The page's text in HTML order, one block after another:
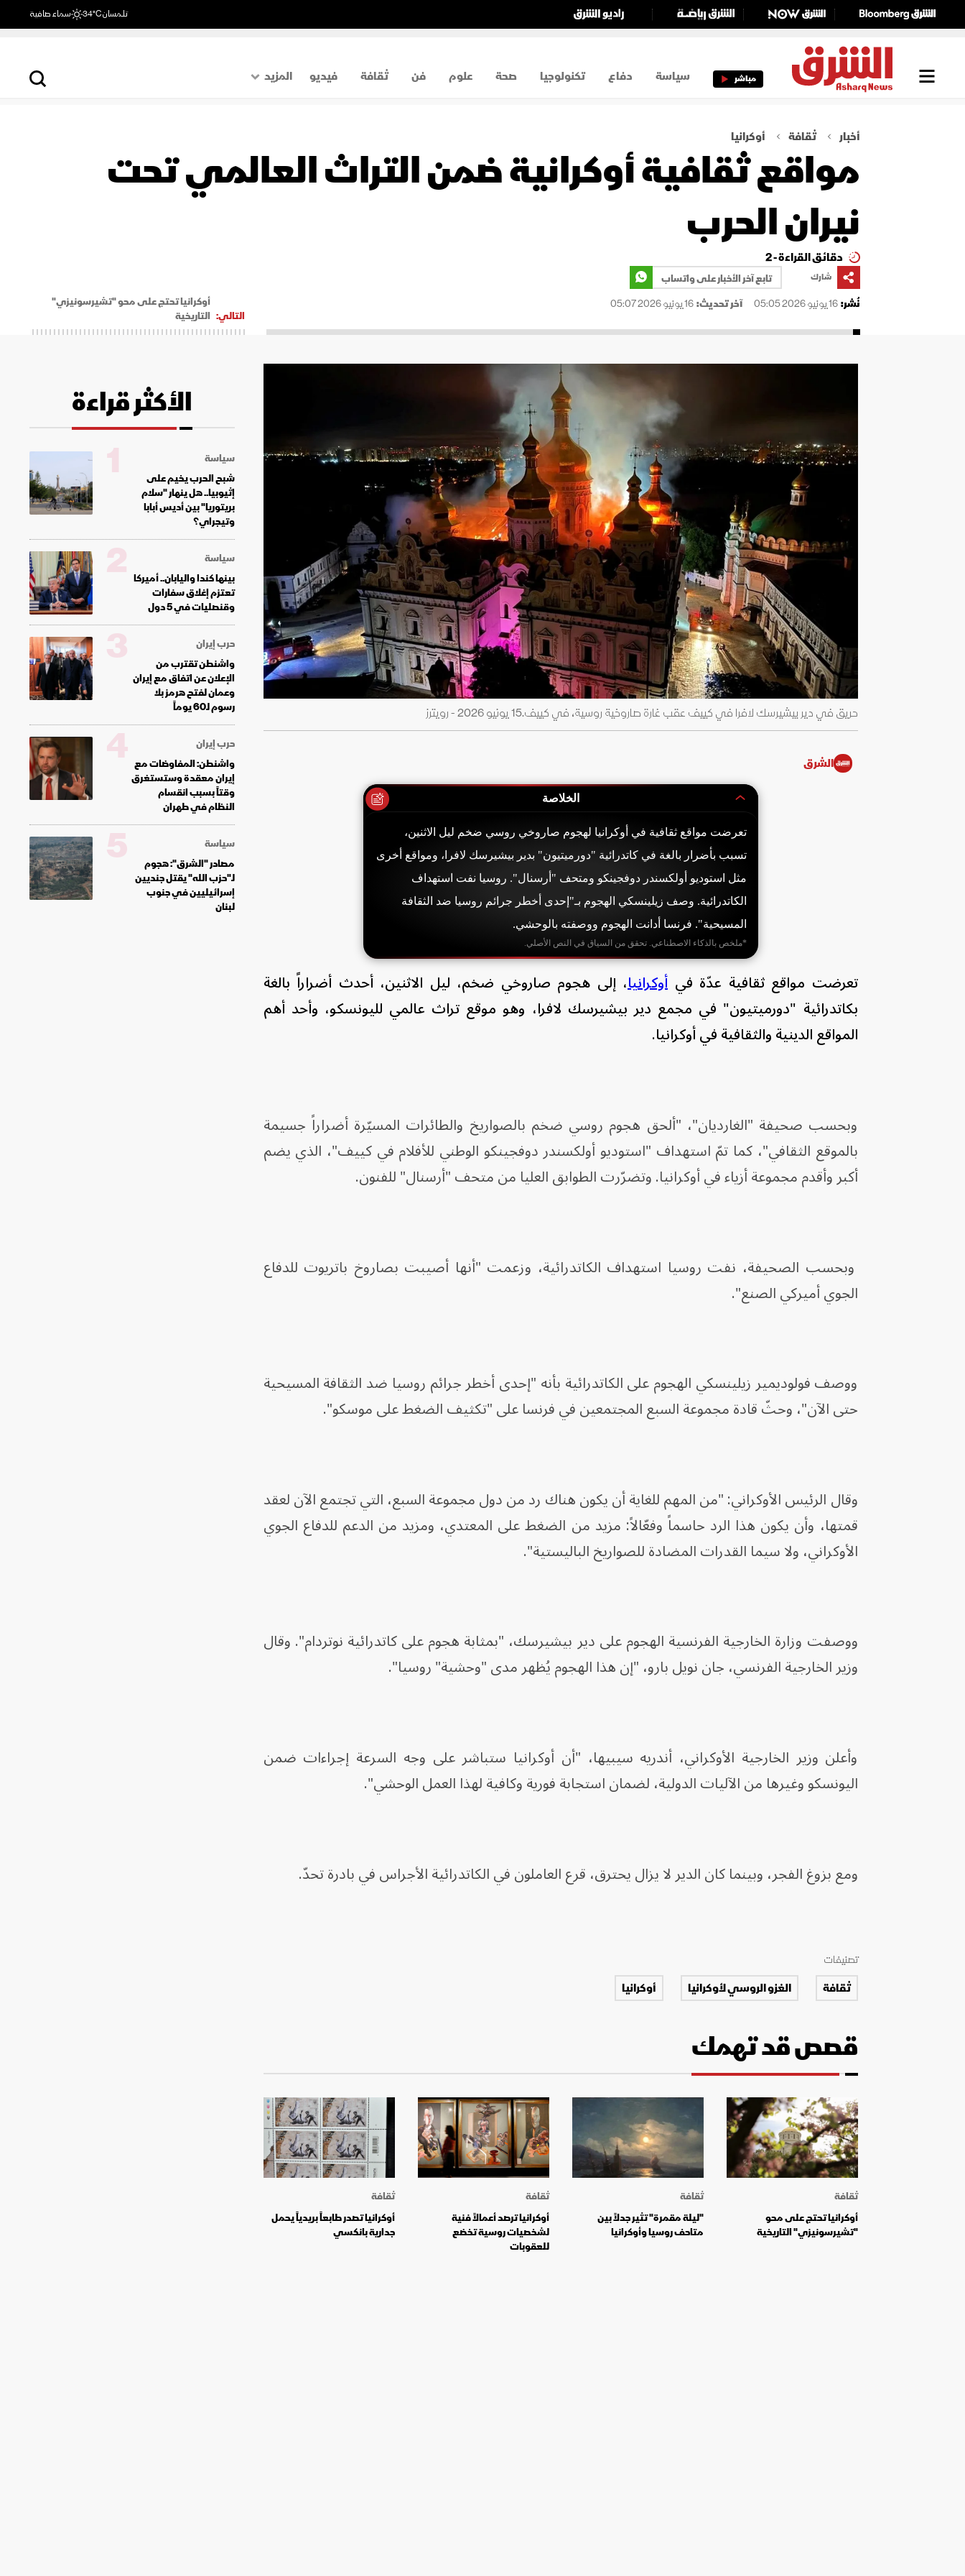
تلمسان34°C سماء صافية
مباشر سياسة دفاع تكنولوجيا صحة علوم فن ثقافة فيديو
المزيد
اقتصاد
أخبار ثقافة أوكرانيا
مواقع ثقافية أوكرانية ضمن التراث العالمي تحت
نيران الحرب
دقائق القراءة - 2
شارك
تابع آخر الأخبار على واتساب
نُشر:16 يونيو 2026 05:05 آخر تحديث:16 يونيو 2026 05:07
التالي:
أوكرانيا تحتج على محو "تشيرسونيزي"
التاريخية
حريق في دير بيشيرسك لافرا في كييف عقب غارة صاروخية روسية، في كييف.15 يونيو 2026 - رويترز
الشرق
الخلاصة
تعرضت مواقع ثقافية في أوكرانيا لهجوم صاروخي روسي ضخم ليل الاثنين،
تسبب بأضرار بالغة في كاتدرائية "دورميتيون" بدير بيشيرسك لافرا، ومواقع أخرى
مثل استوديو أولكسندر دوفجينكو ومتحف "أرسنال". روسيا نفت استهداف
الكاتدرائية. وصف زيلينسكي الهجوم بـ"إحدى أخطر جرائم روسيا ضد الثقافة
المسيحية". فرنسا أدانت الهجوم ووصفته بالوحشي.
*ملخص بالذكاء الاصطناعي. تحقق من السياق في النص الأصلي.
تعرضت مواقع ثقافية عدّة في أوكرانيا، إلى هجوم صاروخي ضخم، ليل الاثنين، أحدث أضراراً بالغة
بكاتدرائية "دورميتيون" في مجمع دير بيشيرسك لافرا، وهو موقع تراث عالمي لليونسكو، وأحد أهم
المواقع الدينية والثقافية في أوكرانيا.
وبحسب صحيفة "الغارديان"، "ألحق هجوم روسي ضخم بالصواريخ والطائرات المسيّرة أضراراً جسيمة
بالموقع الثقافي"، كما تمّ استهداف "استوديو أولكسندر دوفجينكو الوطني للأفلام في كييف"، الذي يضم
أكبر وأقدم مجموعة أزياء في أوكرانيا. وتضرّرت الطوابق العليا من متحف "أرسنال" للفنون.
وبحسب الصحيفة، نفت روسيا استهداف الكاتدرائية، وزعمت "أنها أصيبت بصاروخ باتريوت للدفاع
الجوي أميركي الصنع".
ووصف فولوديمير زيلينسكي الهجوم على الكاتدرائية بأنه "إحدى أخطر جرائم روسيا ضد الثقافة المسيحية
حتى الآن"، وحثّ قادة مجموعة السبع المجتمعين في فرنسا على "تكثيف الضغط على موسكو".
وقال الرئيس الأوكراني: "من المهم للغاية أن يكون هناك رد من دول مجموعة السبع، التي تجتمع الآن لعقد
قمتها، وأن يكون هذا الرد حاسماً وفعّالاً: مزيد من الضغط على المعتدي، ومزيد من الدعم للدفاع الجوي
الأوكراني، ولا سيما القدرات المضادة للصواريخ الباليستية".
ووصفت وزارة الخارجية الفرنسية الهجوم على دير بيشيرسك، "بمثابة هجوم على كاتدرائية نوتردام". وقال
وزير الخارجية الفرنسي، جان نويل بارو، "إن هذا الهجوم يُظهر مدى "وحشية" روسيا".
وأعلن وزير الخارجية الأوكراني، أندريه سيبيها، "أن أوكرانيا ستباشر على وجه السرعة إجراءات ضمن
اليونسكو وغيرها من الآليات الدولية، لضمان استجابة فورية وكافية لهذا العمل الوحشي".
ومع بزوغ الفجر، وبينما كان الدير لا يزال يحترق، قرع العاملون في الكاتدرائية الأجراس في بادرة تحدّ.
تصنيفات
ثقافة الغزو الروسي لأوكرانيا أوكرانيا
قصص قد تهمك
ثقافة
أوكرانيا تحتج على محو
"تشيرسونيزي" التاريخية
ثقافة
"ليلة مقمرة" تثير جدلاً بين
متاحف روسيا وأوكرانيا
ثقافة
أوكرانيا ترصد أعمالاً فنية
لشخصيات روسية تخضع
للعقوبات
ثقافة
أوكرانيا تصدر طابعاً بريدياً يحمل
جدارية بانكسي
الأكثر قراءة
سياسة
شبح الحرب يخيم على
إثيوبيا.. هل ينهار "سلام
بريتوريا" بين أديس أبابا
وتيجراي؟
1
سياسة
بينها كندا واليابان.. أميركا
تعتزم إغلاق سفارات
وقنصليات في 5 دول
2
حرب إيران
واشنطن تقترب من
الإعلان عن اتفاق مع إيران
وعمان لفتح هرمز بلا
رسوم لـ60 يوماً
3
حرب إيران
واشنطن: المفاوضات مع
إيران معقدة وستستغرق
وقتاً بسبب انقسام
النظام في طهران
4
سياسة
مصادر "الشرق": هجوم
لـ"حزب الله" يقتل جنديين
إسرائيليين في جنوب
لبنان
5